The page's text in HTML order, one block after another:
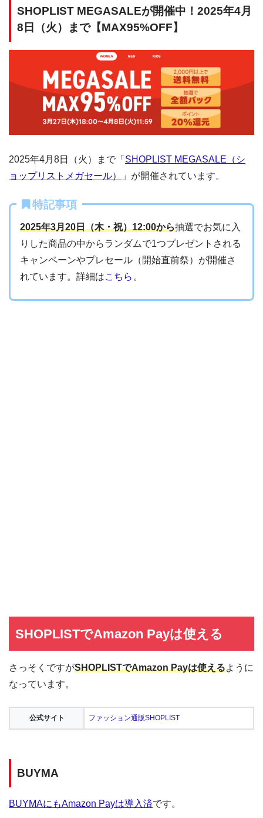
SHOPLIST MEGASALEが開催中！2025年4月
8日（火）まで【MAX95%OFF】
2025年4月8日（火）まで「 SHOPLIST MEGASALE（シ
ョップリストメガセール）
」が開催されています。
特記事項
2025年3月20日（木・祝）12:00から抽選でお気に入
りした商品の中からランダムで1つプレゼントされる
キャンペーンやプレセール（開始直前祭）が開催さ
れています。詳細はこちら 。
SHOPLISTでAmazon Payは使える
さっそくですがSHOPLISTでAmazon Payは使えるように
なっています。
公式サイト ファッション通販SHOPLIST
BUYMA
BUYMAにもAmazon Payは導入済です。